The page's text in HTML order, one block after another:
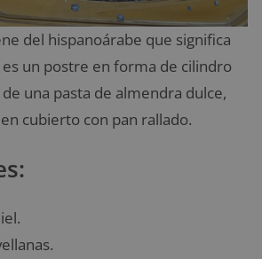
del hispanoárabe que significa
es un postre en forma de cilindro
una pasta de almendra dulce,
cubierto con pan rallado.